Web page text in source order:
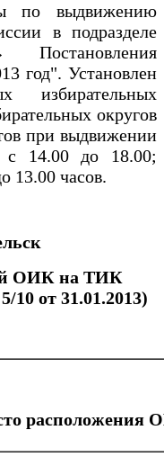
по выдвижению
в подразделе
год". Установлен
округов
при выдвижении
с 14.00 до 18.00;
13.00 часов.
ОИК на ТИК
от 31.01.2013)
расположения